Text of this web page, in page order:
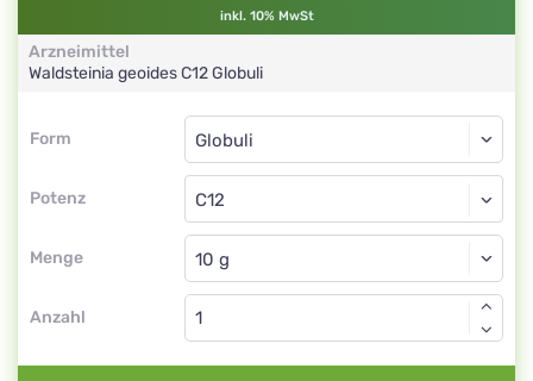
inkl. 10% MwSt
Arzneimittel
Waldsteinia geoidesC12Globuli
Form
Form
Potenz
Globuli
C12
Menge
Globuli
Anzahl